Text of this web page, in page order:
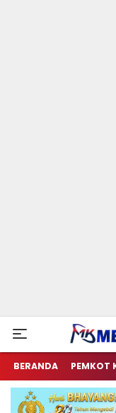
Berita
BERANDA PEMKOT